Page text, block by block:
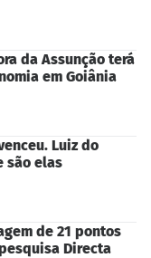
da Assunção terá
em Goiânia
Luiz do
são elas
de 21 pontos
Directa